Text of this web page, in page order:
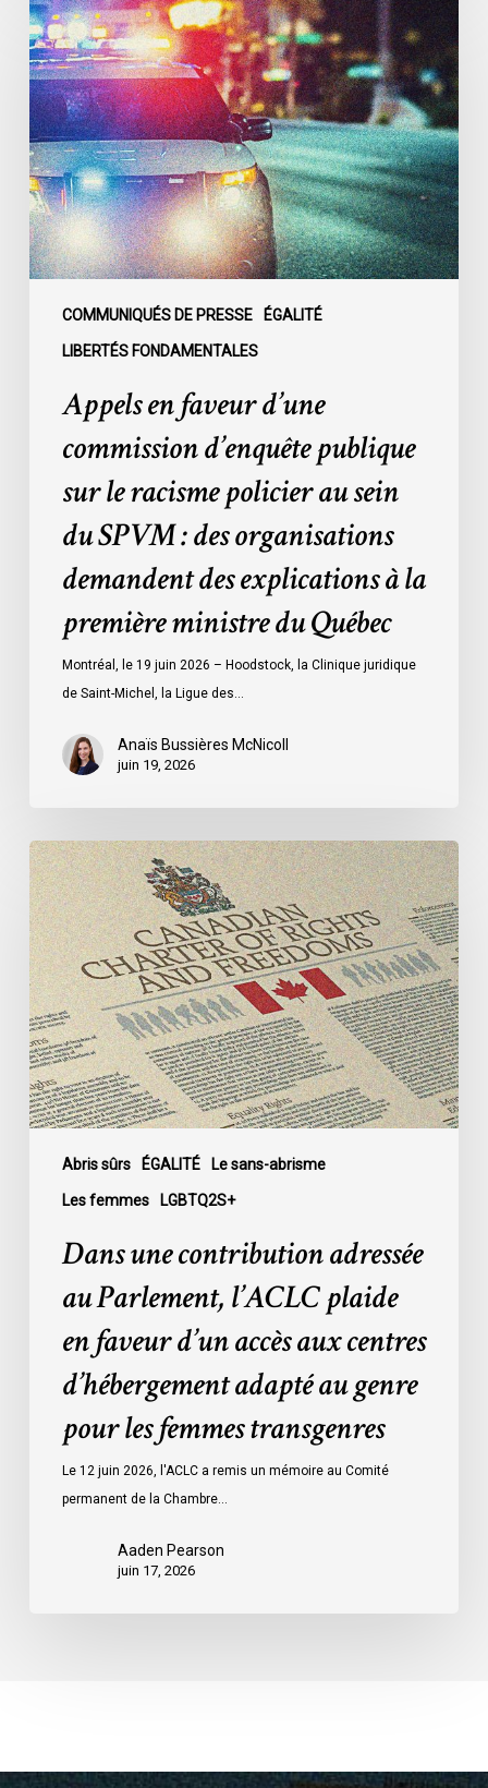
COMMUNIQUÉS DE PRESSE ÉGALITÉ
LIBERTÉS FONDAMENTALES
en
faveur
d’une
commission
d’enquête
publique
sur
le
racisme
policier
SPVM
organisations
explications
ministre
Québec
Appels en faveur d’une
commission d’enquête publique
sur le racisme policier au sein
du SPVM : des organisations
demandent des explications à la
première ministre du Québec
Montréal, le 19 juin 2026 – Hoodstock, la Clinique juridique
de Saint-Michel, la Ligue des…
Anaïs Bussières McNicoll
juin 19, 2026
Abris sûrs ÉGALITÉ Le sans-abrisme
Les femmes LGBTQ2S+
Dans
une
contribution
adressée
au
Parlement,
l’ACLC
plaide
en
faveur
accès
d’hébergement
genre
femmes
transgenres
Dans une contribution adressée
au Parlement, l’ACLC plaide
en faveur d’un accès aux centres
d’hébergement adapté au genre
pour les femmes transgenres
Le 12 juin 2026, l'ACLC a remis un mémoire au Comité
permanent de la Chambre…
Aaden Pearson
juin 17, 2026